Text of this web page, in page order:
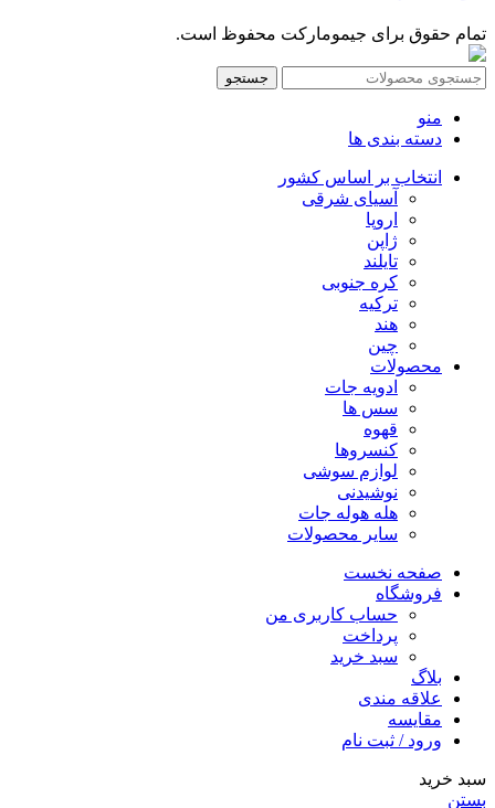
تمام حقوق برای جیمومارکت محفوظ است.
جستجو
منو
دسته بندی ها
انتخاب بر اساس کشور
آسیای شرقی
اروپا
ژاپن
تایلند
کره جنوبی
ترکیه
هند
چین
محصولات
ادویه جات
سس ها
قهوه
کنسروها
لوازم سوشی
نوشیدنی
هله هوله جات
سایر محصولات
صفحه نخست
فروشگاه
حساب کاربری من
پرداخت
سبد خرید
بلاگ
علاقه مندی
مقایسه
ورود / ثبت نام
سبد خرید
بستن